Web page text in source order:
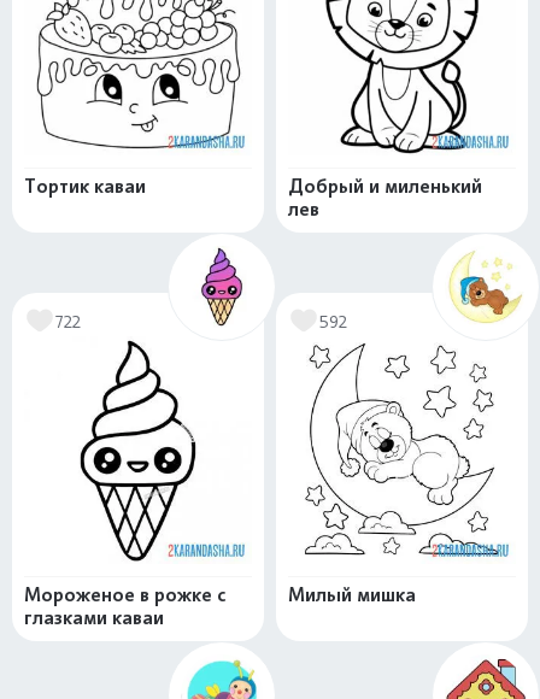
Тортик каваи
Добрый и миленький
лев
722
Мороженое в рожке с
глазками каваи
592
Милый мишка